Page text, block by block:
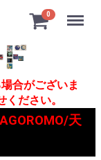
0 Menu
合がございま
ださい。
天